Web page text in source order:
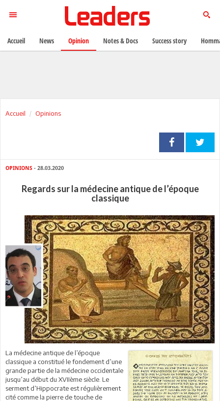
Accueil Opinions
OPINIONS - 28.03.2020
Regards sur la médecine antique de l’époque
classique
La médecine antique de l’époque
classique a constitué le fondement d’une
grande partie de la médecine occidentale
jusqu’au début du XVIIème siècle. Le
serment d’Hippocrate est régulièrement
cité comme la pierre de touche de
Accueil News Opinion Notes & Docs Success story